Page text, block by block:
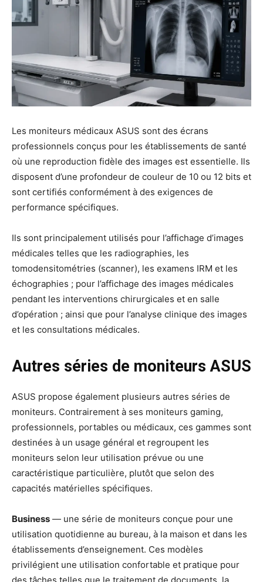
Les moniteurs médicaux ASUS sont des écrans
professionnels conçus pour les établissements de santé
où une reproduction fidèle des images est essentielle. Ils
disposent d’une profondeur de couleur de 10 ou 12 bits et
sont certifiés conformément à des exigences de
performance spécifiques.
Ils sont principalement utilisés pour l’affichage d’images
médicales telles que les radiographies, les
tomodensitométries (scanner), les examens IRM et les
échographies ; pour l’affichage des images médicales
pendant les interventions chirurgicales et en salle
d’opération ; ainsi que pour l’analyse clinique des images
et les consultations médicales.
Autres séries de moniteurs ASUS
ASUS propose également plusieurs autres séries de
moniteurs. Contrairement à ses moniteurs gaming,
professionnels, portables ou médicaux, ces gammes sont
destinées à un usage général et regroupent les
moniteurs selon leur utilisation prévue ou une
caractéristique particulière, plutôt que selon des
capacités matérielles spécifiques.
Business — une série de moniteurs conçue pour une
utilisation quotidienne au bureau, à la maison et dans les
établissements d’enseignement. Ces modèles
privilégient une utilisation confortable et pratique pour
des tâches telles que le traitement de documents, la